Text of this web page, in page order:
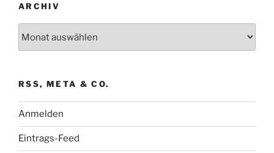
ARCHIV
RSS, META & CO.
Anmelden
Eintrags-Feed